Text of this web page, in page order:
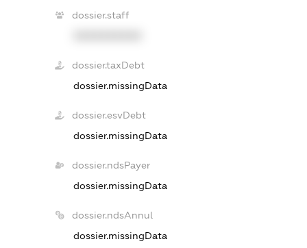
dossier.staff
dossier.taxDebt
dossier.missingData
dossier.esvDebt
dossier.missingData
dossier.ndsPayer
dossier.missingData
dossier.ndsAnnul
dossier.missingData